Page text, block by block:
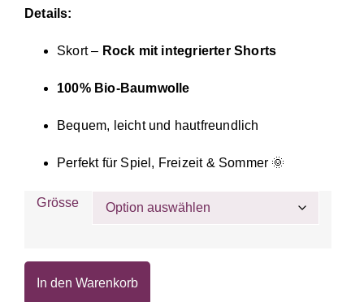
Details:
Skort – Rock mit integrierter Shorts
100% Bio-Baumwolle
Bequem, leicht und hautfreundlich
Perfekt für Spiel, Freizeit & Sommer 🌞
Grösse
In den Warenkorb